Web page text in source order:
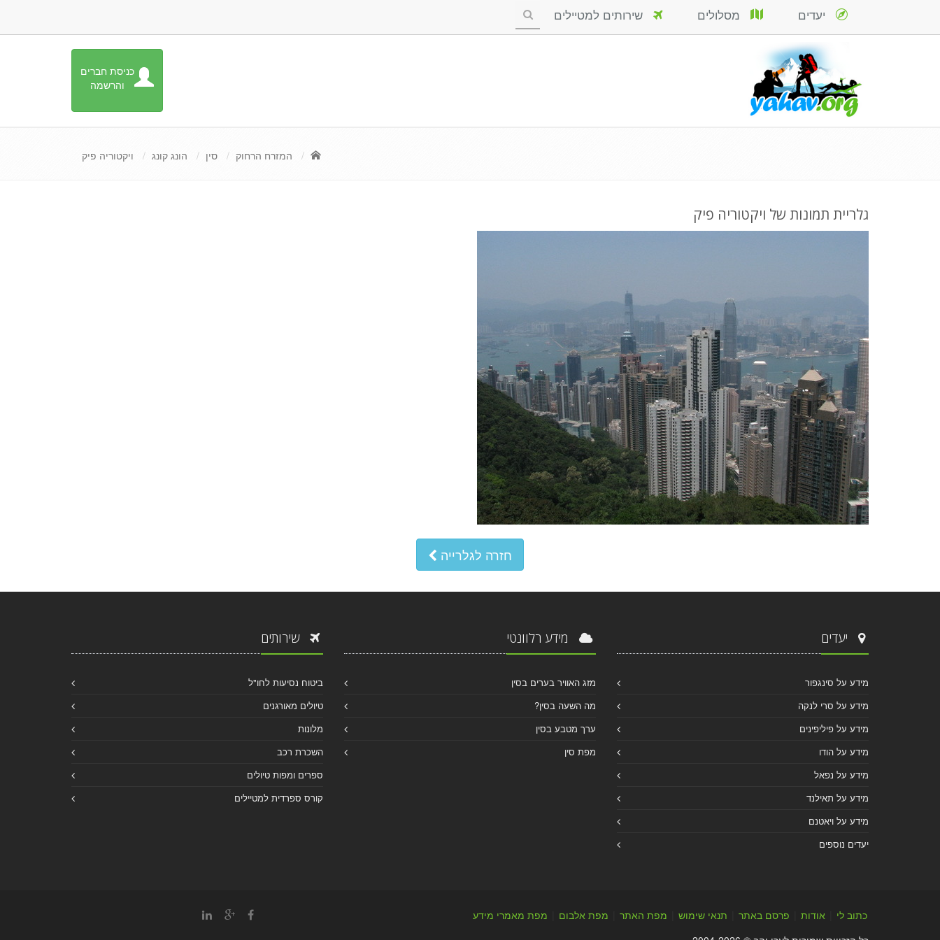
כניסת חברים
והרשמה
יעדים מסלולים שירותים למטיילים
המזרח הרחוק סין הונג קונג ויקטוריה פיק
גלריית תמונות של ויקטוריה פיק
חזרה לגלרייה
יעדים
מידע על סינגפור
מידע על סרי לנקה
מידע על פיליפינים
מידע על הודו
מידע על נפאל
מידע על תאילנד
מידע על ויאטנם
יעדים נוספים
מידע רלוונטי
מזג האוויר בערים בסין
מה השעה בסין?
ערך מטבע בסין
מפת סין
שירותים
ביטוח נסיעות לחו"ל
טיולים מאורגנים
מלונות
השכרת רכב
ספרים ומפות טיולים
קורס ספרדית למטיילים
כתוב לי אודות פרסם באתר תנאי שימוש מפת האתר מפת אלבום
מפת מאמרי מידע